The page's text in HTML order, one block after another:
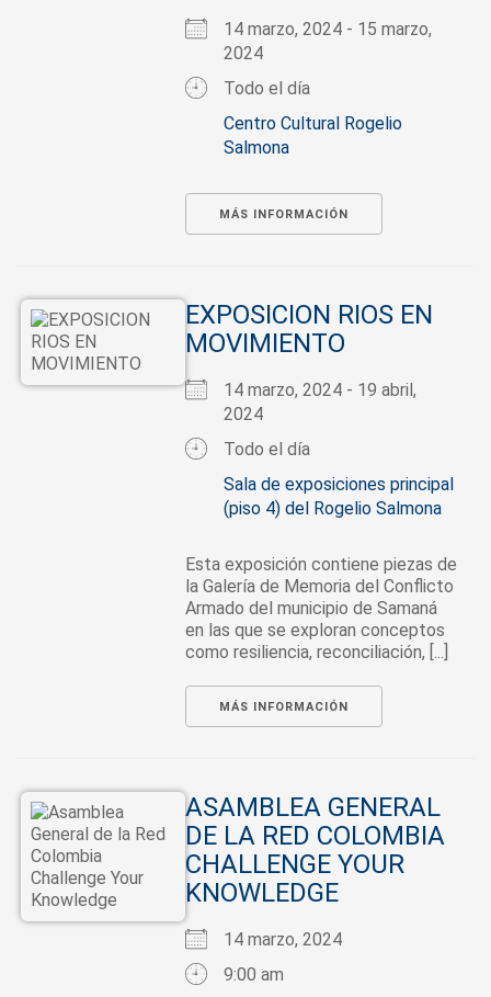
14 marzo, 2024 - 15 marzo,
2024
Todo el día
Centro Cultural Rogelio
Salmona
MÁS INFORMACIÓN
EXPOSICION RIOS EN
MOVIMIENTO
14 marzo, 2024 - 19 abril,
2024
Todo el día
Sala de exposiciones principal
(piso 4) del Rogelio Salmona
Esta exposición contiene piezas de
la Galería de Memoria del Conflicto
Armado del municipio de Samaná
en las que se exploran conceptos
como resiliencia, reconciliación, [...]
MÁS INFORMACIÓN
ASAMBLEA GENERAL
DE LA RED COLOMBIA
CHALLENGE YOUR
KNOWLEDGE
14 marzo, 2024
9:00 am